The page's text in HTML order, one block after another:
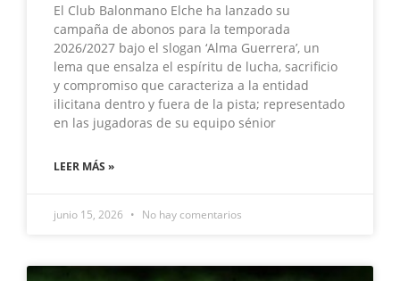
El Club Balonmano Elche ha lanzado su
campaña de abonos para la temporada
2026/2027 bajo el slogan ‘Alma Guerrera’, un
lema que ensalza el espíritu de lucha, sacrificio
y compromiso que caracteriza a la entidad
ilicitana dentro y fuera de la pista; representado
en las jugadoras de su equipo sénior
LEER MÁS »
junio 15, 2026 No hay comentarios